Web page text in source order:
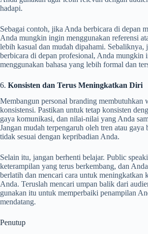
hadapi.
Sebagai contoh, jika Anda berbicara di depan
Anda mungkin ingin menggunakan referensi
lebih kasual dan mudah dipahami. Sebaliknya,
berbicara di depan profesional, Anda mungkin
menggunakan bahasa yang lebih formal dan
6. Konsisten dan Terus Meningkatkan Diri
Membangun personal branding membutuhkan
konsistensi. Pastikan untuk tetap konsisten
gaya komunikasi, dan nilai-nilai yang Anda
Jangan mudah terpengaruh oleh tren atau gaya
tidak sesuai dengan kepribadian Anda.
Selain itu, jangan berhenti belajar. Public
keterampilan yang terus berkembang, dan
berlatih dan mencari cara untuk meningkatkan
Anda. Teruslah mencari umpan balik dari
gunakan itu untuk memperbaiki penampilan
mendatang.
Penutup